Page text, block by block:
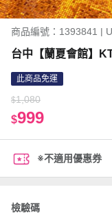
商品編號：1393841 |
台中【蘭夏會館】
此商品免運
$1,080
$999
※不適用優惠券
檢驗碼